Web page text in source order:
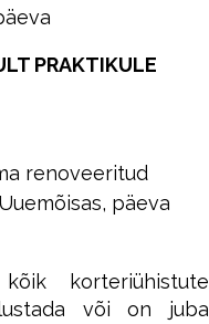
PRAKTIKULE
renoveeritud
päeva
korteriühistute
või on juba